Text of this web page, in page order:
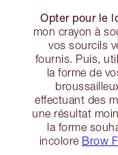
Opter pour le
mon crayon à
vos sourcils
fournis. Puis,
la forme de
effectuant des
une résultat
la forme
incolore Brow